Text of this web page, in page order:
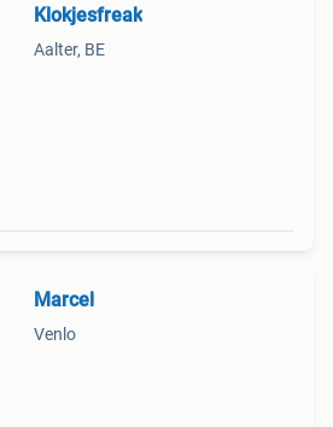
Klokjesfreak
Aalter, BE
Marcel
Venlo